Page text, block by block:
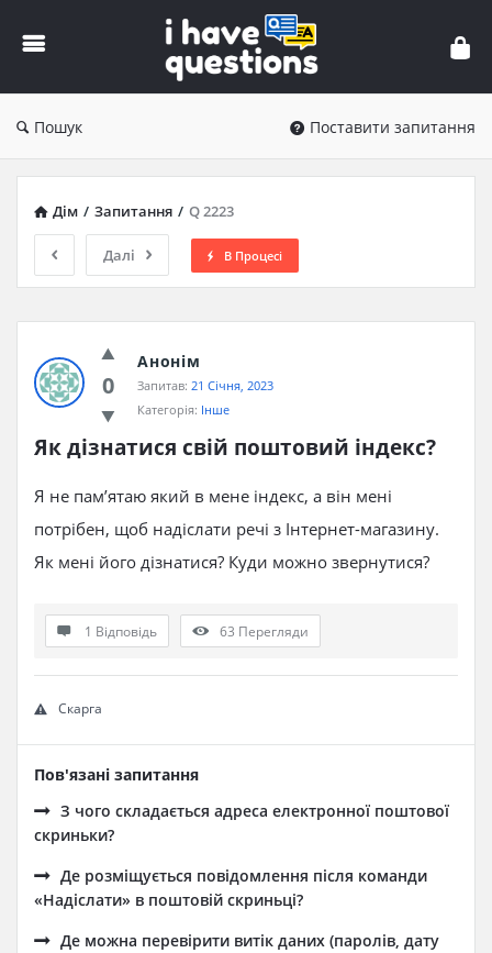
iHaveQuestions
Пошук Поставити запитання
Дім / Запитання / Q 2223
Далі В Процесі
0
Анонім
Запитав: 21 Січня, 2023
Категорія: Інше
Як дізнатися свій поштовий індекс?
Я не пам’ятаю який в мене індекс, а він мені
потрібен, щоб надіслати речі з Інтернет-магазину.
Як мені його дізнатися? Куди можно звернутися?
1 Відповідь 63 Перегляди
Скарга
Пов'язані запитання
З чого складається адреса електронної поштової
скриньки?
Де розміщується повідомлення після команди
«Надіслати» в поштовій скриньці?
Де можна перевірити витік даних (паролів, дату